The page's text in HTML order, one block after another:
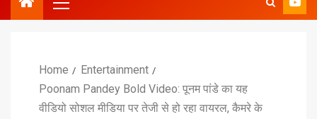
Home
Entertainment
Poonam Pandey Bold Video: पूनम पांडे का यह
वीडियो सोशल मीडिया पर तेजी से हो रहा वायरल, कैमरे के